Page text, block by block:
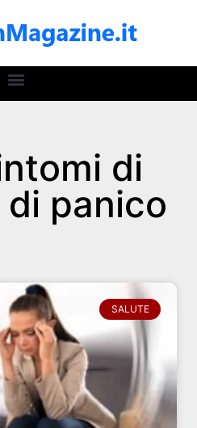
di
panico
SALUTE